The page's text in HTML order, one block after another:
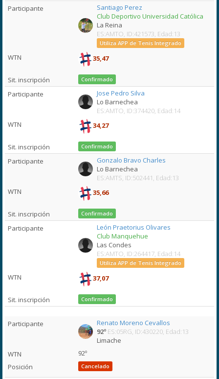
Santiago Perez
Club Deportivo Universidad Católica
La Reina
ES:AMTO, ID:421573, Edad:13
Utiliza APP de Tenis Integrado
35,47
Confirmado
Jose Pedro Silva
Lo Barnechea
ES:AMTO, ID:374420, Edad:14
34,27
Confirmado
Gonzalo Bravo Charles
Lo Barnechea
ES:AMTS, ID:502441, Edad:13
35,66
Confirmado
León Praetorius Olivares
Club Manquehue
Las Condes
ES:AMTO, ID:264417, Edad:14
Utiliza APP de Tenis Integrado
37,07
Confirmado
Renato Moreno Cevallos
92º ES:05RG, ID:430220, Edad:13
Limache
92º
Cancelado